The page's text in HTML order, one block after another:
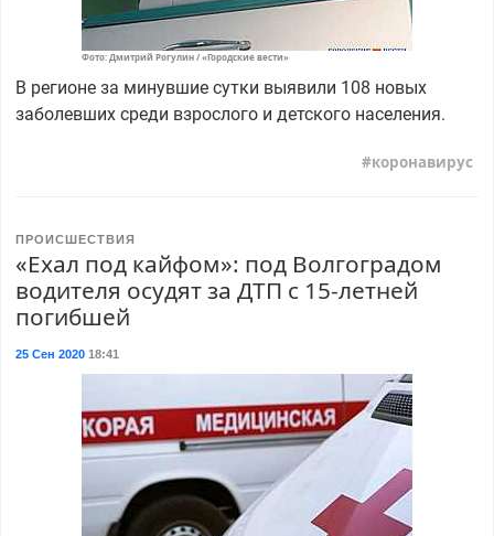
Фото: Дмитрий Рогулин / «Городские вести»
В регионе за минувшие сутки выявили 108 новых
заболевших среди взрослого и детского населения.
коронавирус
ПРОИСШЕСТВИЯ
«Ехал под кайфом»: под Волгоградом
водителя осудят за ДТП с 15-летней
погибшей
25 Сен 202018:41